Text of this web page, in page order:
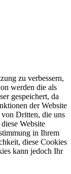
zu verbessern,
werden die als
gespeichert, da
der Website
Dritten, die uns
Website
in Ihrem
diese Cookies
kann jedoch Ihr